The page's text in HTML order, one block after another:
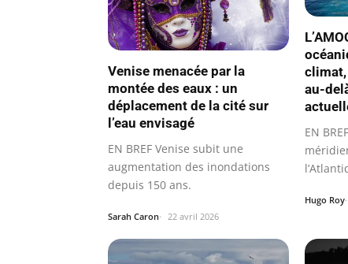
Venise menacée par la
montée des eaux : un
déplacement de la cité sur
l’eau envisagé
EN BREF Venise subit une
augmentation des inondations
depuis 150 ans.
Sarah Caron 22 avril 2026
au-
EN
Hugo Roy